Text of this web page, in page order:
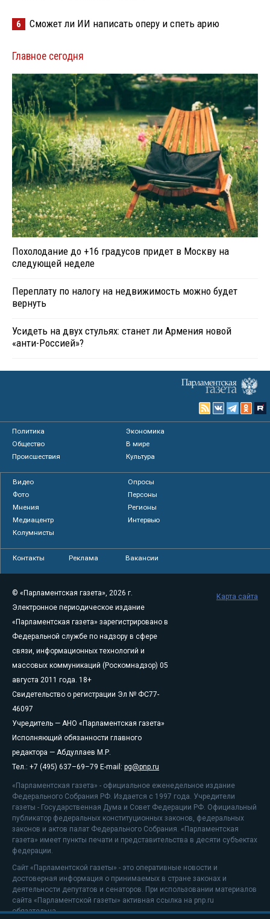
6 Сможет ли ИИ написать оперу и спеть арию
Главное сегодня
Похолодание до +16 градусов придет в Москву на
следующей неделе
Переплату по налогу на недвижимость можно будет
вернуть
Усидеть на двух стульях: станет ли Армения новой
«анти-Россией»?
Политика
Экономика
Общество
В мире
Происшествия
Культура
Видео
Опросы
Фото
Персоны
Мнения
Регионы
Медиацентр
Интервью
Колумнисты
Контакты Реклама Вакансии
© «Парламентская газета», 2026 г.
Электронное периодическое издание
«Парламентская газета» зарегистрировано в
Федеральной службе по надзору в сфере
связи, информационных технологий и
массовых коммуникаций (Роскомнадзор) 05
августа 2011 года. 18+
Свидетельство о регистрации Эл № ФС77-
46097
Учредитель — АНО «Парламентская газета»
Исполняющий обязанности главного
редактора — Абдуллаев М.Р.
Тел.: +7 (495) 637–69–79 E-mail: pg@pnp.ru
«Парламентская газета» - официальное еженедельное издание
Федерального Собрания РФ. Издается с 1997 года. Учредители
газеты - Государственная Дума и Совет Федерации РФ. Официальный
публикатор федеральных конституционных законов, федеральных
законов и актов палат Федерального Собрания. «Парламентская
газета» имеет пункты печати и представительства в десяти субъектах
федерации.
Сайт «Парламентской газеты» - это оперативные новости и
достоверная информация о принимаемых в стране законах и
деятельности депутатов и сенаторов. При использовании материалов
сайта «Парламентской газеты» активная ссылка на pnp.ru
обязательна.
Карта сайта